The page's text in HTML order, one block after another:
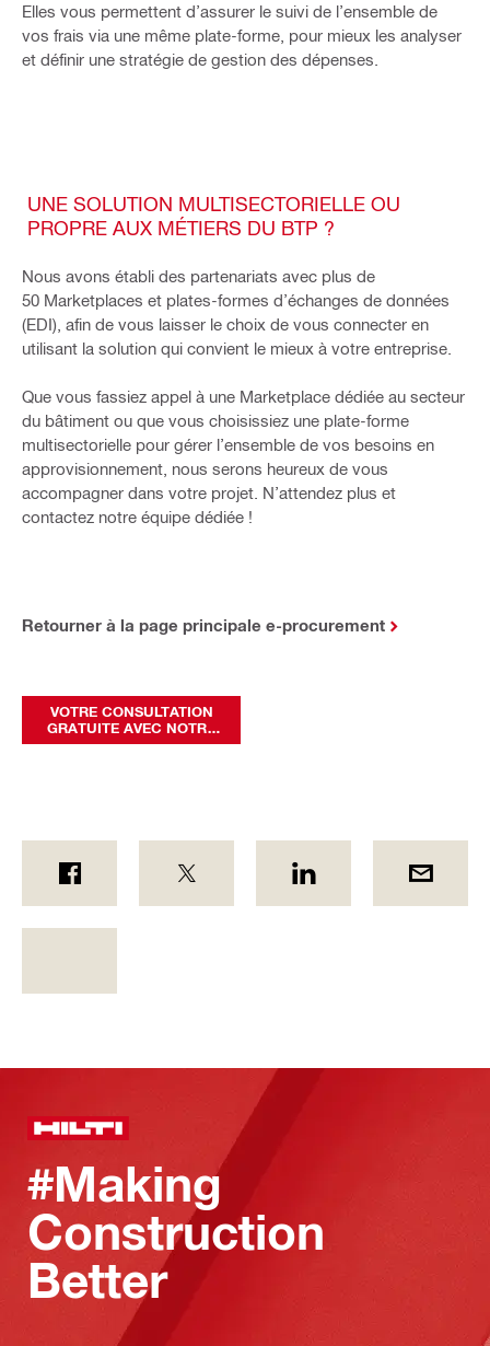
Elles vous permettent d’assurer le suivi de l’ensemble de
vos frais via une même plate-forme, pour mieux les analyser
et définir une stratégie de gestion des dépenses.
UNE SOLUTION MULTISECTORIELLE OU
PROPRE AUX MÉTIERS DU BTP ?
Nous avons établi des partenariats avec plus de
50 Marketplaces et plates-formes d’échanges de données
(EDI), afin de vous laisser le choix de vous connecter en
utilisant la solution qui convient le mieux à votre entreprise.
Que vous fassiez appel à une Marketplace dédiée au secteur
du bâtiment ou que vous choisissiez une plate-forme
multisectorielle pour gérer l’ensemble de vos besoins en
approvisionnement, nous serons heureux de vous
accompagner dans votre projet. N’attendez plus et
contactez notre équipe dédiée !
Retourner à la page principale e-procurement
VOTRE CONSULTATION
GRATUITE AVEC NOTRE
EXPERT
#Making
Construction
Better